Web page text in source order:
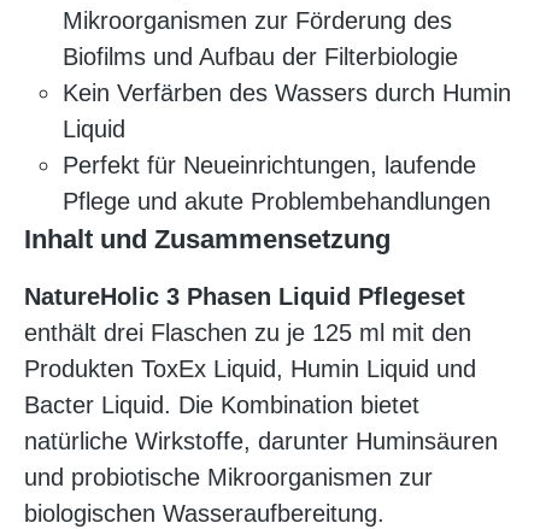
Mikroorganismen zur Förderung des
Biofilms und Aufbau der Filterbiologie
Kein Verfärben des Wassers durch Humin
Liquid
Perfekt für Neueinrichtungen, laufende
Pflege und akute Problembehandlungen
Inhalt und Zusammensetzung
NatureHolic 3 Phasen Liquid Pflegeset
enthält drei Flaschen zu je 125 ml mit den
Produkten ToxEx Liquid, Humin Liquid und
Bacter Liquid. Die Kombination bietet
natürliche Wirkstoffe, darunter Huminsäuren
und probiotische Mikroorganismen zur
biologischen Wasseraufbereitung.